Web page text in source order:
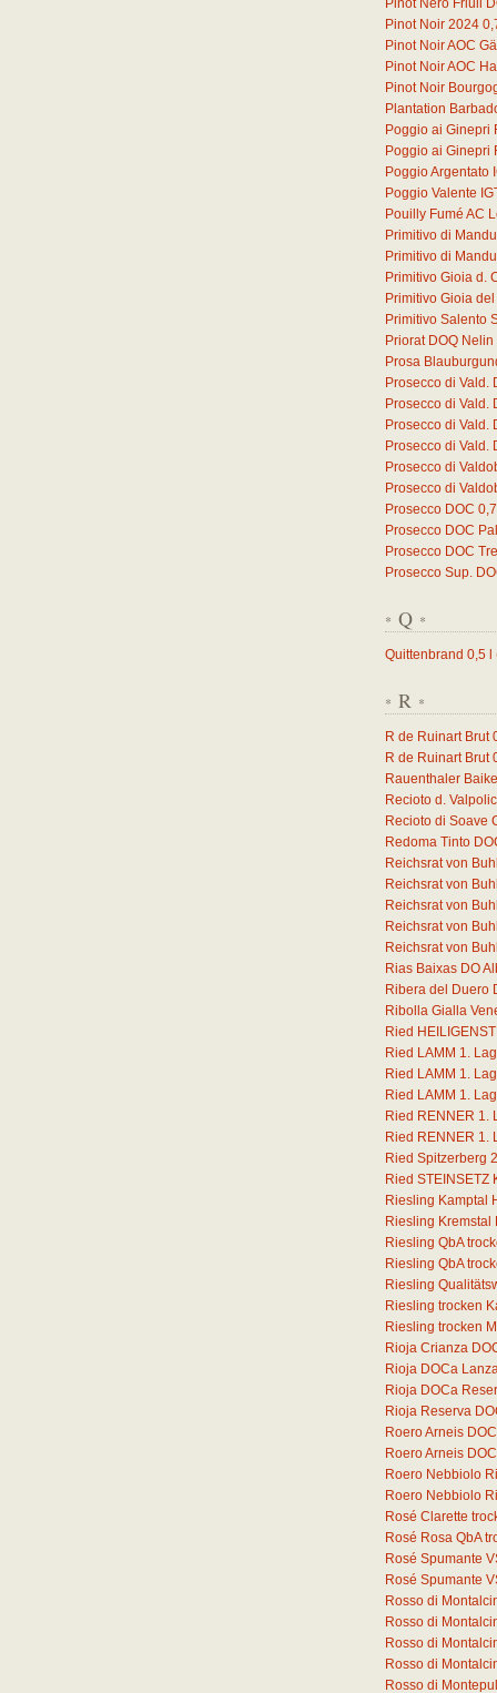
Pinot Nero Friuli
Pinot Noir 2024
Pinot Noir AOC
Pinot Noir AOC
Pinot Noir
Plantation
Poggio ai Ginepri
Poggio ai Ginepri
Poggio Argentato
Poggio Valente
Pouilly Fumé AC
Primitivo di
Primitivo di
Primitivo Gioia d.
Primitivo Gioia
Primitivo Salento
Priorat DOQ
Prosa
Prosecco di Vald.
Prosecco di Vald.
Prosecco di Vald.
Prosecco di Vald.
Prosecco di
Prosecco di
Prosecco DOC
Prosecco DOC
Prosecco DOC
Prosecco Sup.
* Q *
Quittenbrand 0,5
* R *
R de Ruinart Brut
R de Ruinart Brut
Rauenthaler
Recioto d.
Recioto di Soave
Redoma Tinto
Reichsrat von
Reichsrat von
Reichsrat von
Reichsrat von
Reichsrat von
Rias Baixas DO
Ribera del Duero
Ribolla Gialla
Ried
Ried LAMM 1.
Ried LAMM 1.
Ried LAMM 1.
Ried RENNER 1.
Ried RENNER 1.
Ried Spitzerberg
Ried STEINSETZ
Riesling Kamptal
Riesling
Riesling QbA
Riesling QbA
Riesling
Riesling trocken
Riesling trocken
Rioja Crianza
Rioja DOCa
Rioja DOCa
Rioja Reserva
Roero Arneis
Roero Arneis
Roero Nebbiolo
Roero Nebbiolo
Rosé Clarette
Rosé Rosa QbA
Rosé Spumante
Rosé Spumante
Rosso di
Rosso di
Rosso di
Rosso di
Rosso di